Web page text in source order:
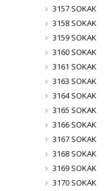
3157 SOKAK
3158 SOKAK
3159 SOKAK
3160 SOKAK
3161 SOKAK
3163 SOKAK
3164 SOKAK
3165 SOKAK
3166 SOKAK
3167 SOKAK
3168 SOKAK
3169 SOKAK
3170 SOKAK